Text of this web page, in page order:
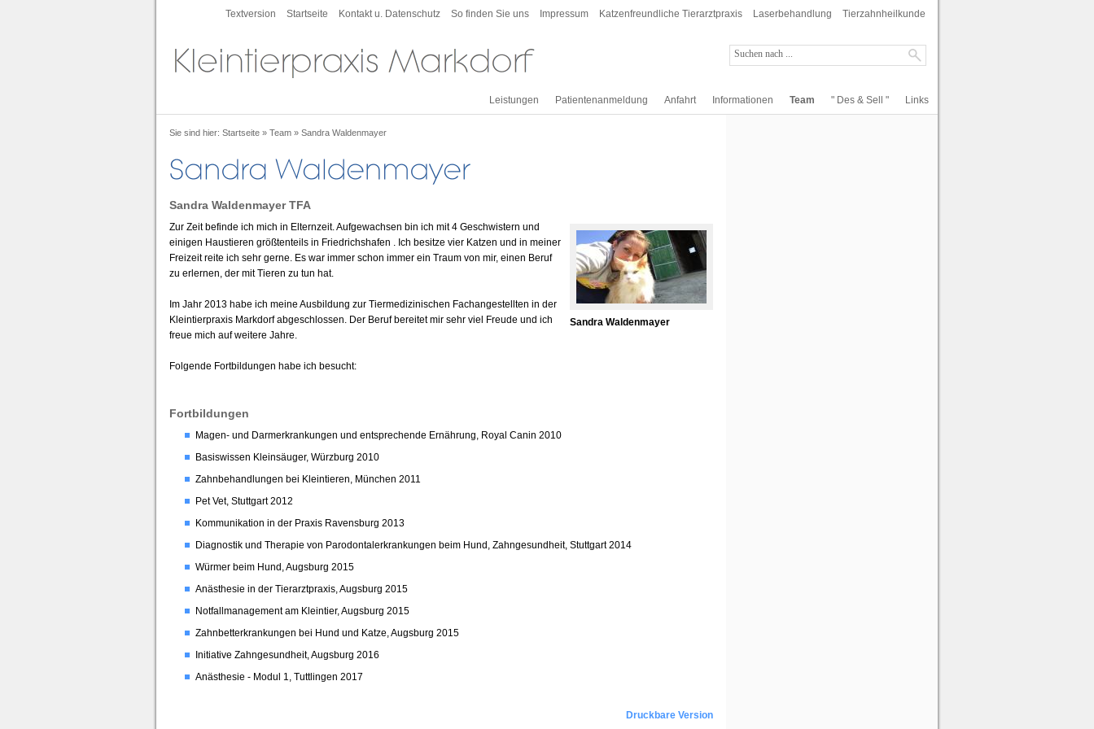
Textversion Startseite Kontakt u. Datenschutz So finden Sie uns Impressum Katzenfreundliche Tierarztpraxis Laserbehandlung Tierzahnheilkunde
Leistungen Patientenanmeldung Anfahrt Informationen Team " Des & Sell " Links
Sie sind hier: Startseite » Team » Sandra Waldenmayer
Sandra Waldenmayer TFA
Sandra Waldenmayer
Zur Zeit befinde ich mich in Elternzeit. Aufgewachsen bin ich mit 4 Geschwistern und
einigen Haustieren größtenteils in Friedrichshafen . Ich besitze vier Katzen und in meiner
Freizeit reite ich sehr gerne. Es war immer schon immer ein Traum von mir, einen Beruf
zu erlernen, der mit Tieren zu tun hat.
Im Jahr 2013 habe ich meine Ausbildung zur Tiermedizinischen Fachangestellten in der
Kleintierpraxis Markdorf abgeschlossen. Der Beruf bereitet mir sehr viel Freude und ich
freue mich auf weitere Jahre.
Folgende Fortbildungen habe ich besucht:
Fortbildungen
Magen- und Darmerkrankungen und entsprechende Ernährung, Royal Canin 2010
Basiswissen Kleinsäuger, Würzburg 2010
Zahnbehandlungen bei Kleintieren, München 2011
Pet Vet, Stuttgart 2012
Kommunikation in der Praxis Ravensburg 2013
Diagnostik und Therapie von Parodontalerkrankungen beim Hund, Zahngesundheit, Stuttgart 2014
Würmer beim Hund, Augsburg 2015
Anästhesie in der Tierarztpraxis, Augsburg 2015
Notfallmanagement am Kleintier, Augsburg 2015
Zahnbetterkrankungen bei Hund und Katze, Augsburg 2015
Initiative Zahngesundheit, Augsburg 2016
Anästhesie - Modul 1, Tuttlingen 2017
Druckbare Version